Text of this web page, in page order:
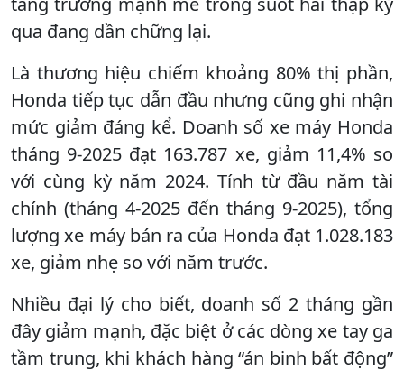
qua đang dần chững lại.
Là thương hiệu chiếm khoảng 80% thị phần,
Honda tiếp tục dẫn đầu nhưng cũng ghi nhận
mức giảm đáng kể. Doanh số xe máy Honda
tháng 9-2025 đạt 163.787 xe, giảm 11,4% so
với cùng kỳ năm 2024. Tính từ đầu năm tài
chính (tháng 4-2025 đến tháng 9-2025), tổng
lượng xe máy bán ra của Honda đạt 1.028.183
xe, giảm nhẹ so với năm trước.
Nhiều đại lý cho biết, doanh số 2 tháng gần
đây giảm mạnh, đặc biệt ở các dòng xe tay ga
tầm trung, khi khách hàng “án binh bất động”